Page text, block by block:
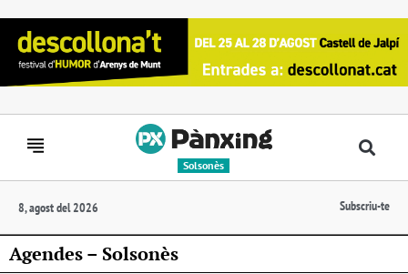
Solsonès
8, agost del 2026 Subscriu-te
Agendes – Solsonès